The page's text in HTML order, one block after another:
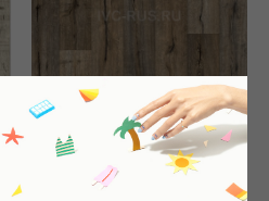
977 р. 1 м²
р.